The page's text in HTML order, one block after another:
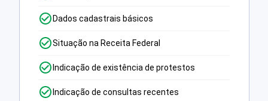
Dados cadastrais básicos
Situação na Receita Federal
Indicação de existência de protestos
Indicação de consultas recentes